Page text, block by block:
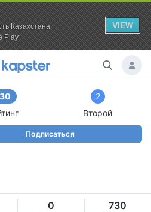
Казахстана
Play
VIEW
2
Второй
Подписаться
0 730